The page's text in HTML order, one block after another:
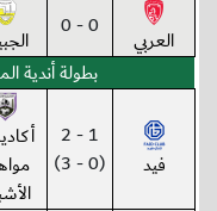
العربي 0 - 0
بطولة أندية المملكة
فيد
1 - 2
(0 - 3)